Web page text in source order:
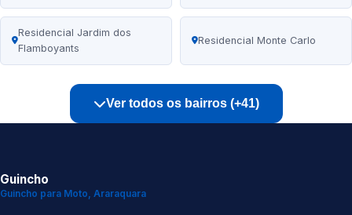
Residencial Jardim dos
Flamboyants
Residencial Monte Carlo
Ver todos os bairros (+41)
Guincho
Guincho para Moto, Araraquara